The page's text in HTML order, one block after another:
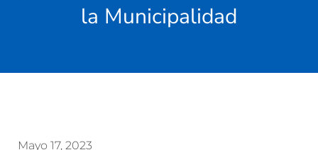
la Municipalidad
Mayo 17, 2023